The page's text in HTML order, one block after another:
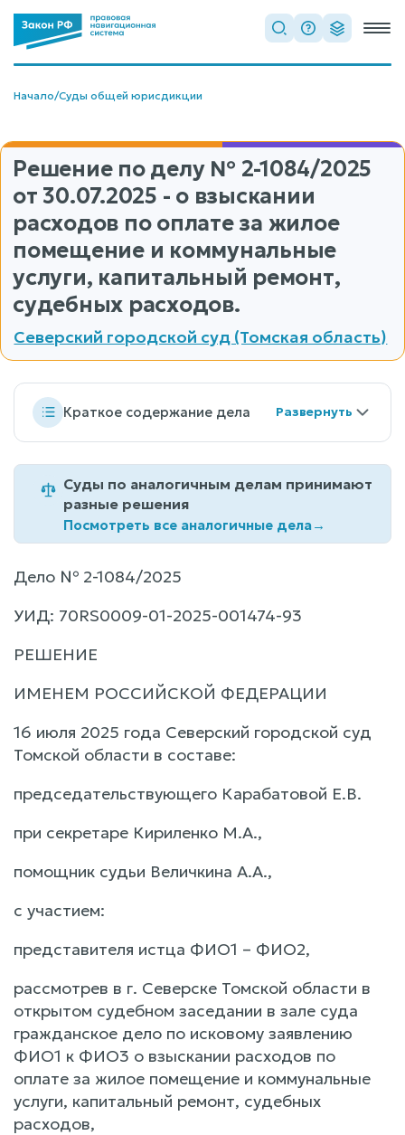
Начало/Суды общей юрисдикции
Решение по делу № 2-1084/2025
от 30.07.2025 - о взыскании
расходов по оплате за жилое
помещение и коммунальные
услуги, капитальный ремонт,
судебных расходов.
Северский городской суд (Томская область)
Краткое содержание дела
Суды по аналогичным делам принимают
разные решения
Посмотреть все аналогичные дела→
Дело № 2-1084/2025
УИД: 70RS0009-01-2025-001474-93
РЕШЕНИЕ
ИМЕНЕМ РОССИЙСКОЙ ФЕДЕРАЦИИ
16 июля 2025 года Северский городской суд
Томской области в составе:
председательствующего Карабатовой Е.В.
при секретаре Кириленко М.А.,
помощник судьи Величкина А.А.,
с участием:
представителя истца ФИО1 – ФИО2,
рассмотрев в г. Северске Томской области в
открытом судебном заседании в зале суда
гражданское дело по исковому заявлению
ФИО1 к ФИО3 о взыскании расходов по
оплате за жилое помещение и коммунальные
услуги, капитальный ремонт, судебных
расходов,